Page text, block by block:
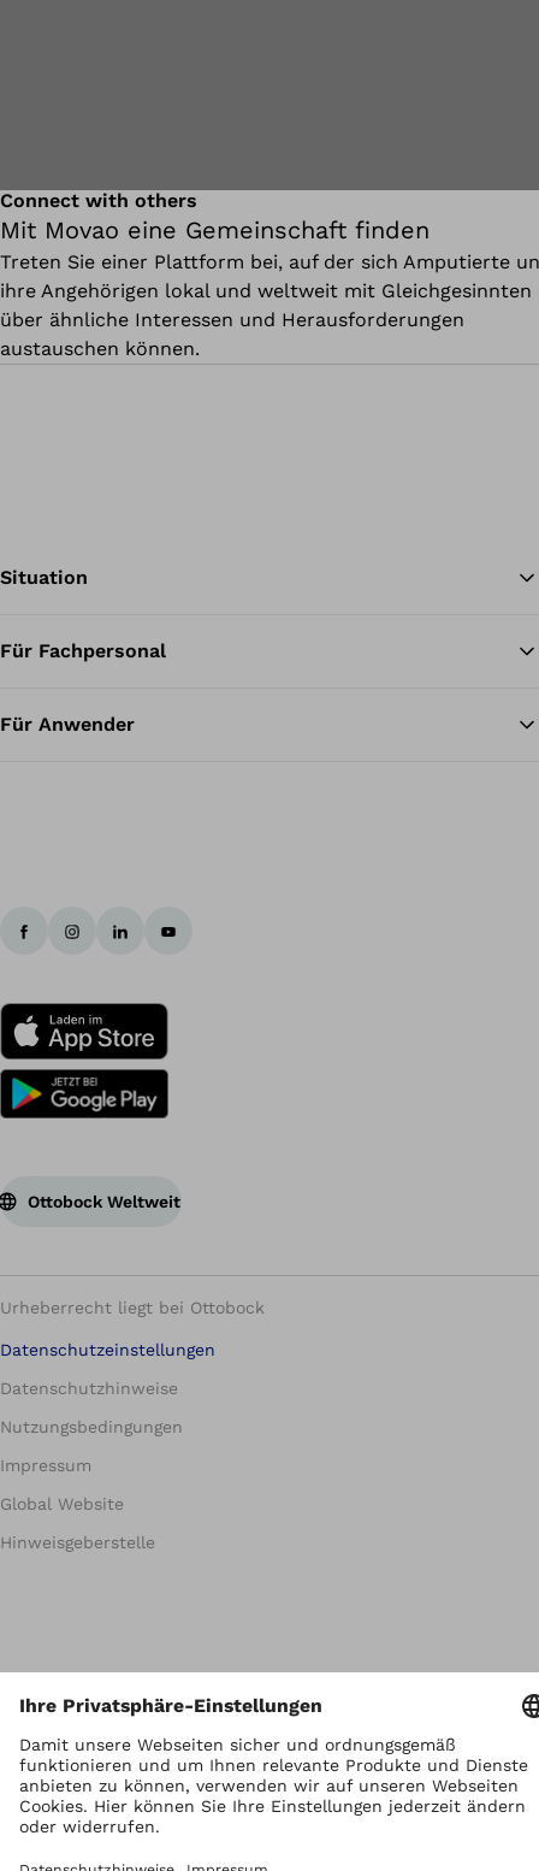
Connect with others
Mit Movao eine Gemeinschaft finden
Treten Sie einer Plattform bei, auf der sich Amputierte
ihre Angehörigen lokal und weltweit mit Gleichgesinnten
über ähnliche Interessen und Herausforderungen
austauschen können.
Situation
Für Fachpersonal
Für Anwender
Ottobock Weltweit
Urheberrecht liegt bei Ottobock
Datenschutzeinstellungen
Datenschutzhinweise
Nutzungsbedingungen
Impressum
Global Website
Hinweisgeberstelle